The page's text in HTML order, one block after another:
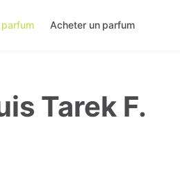
Acheter un parfum
Tarek F.